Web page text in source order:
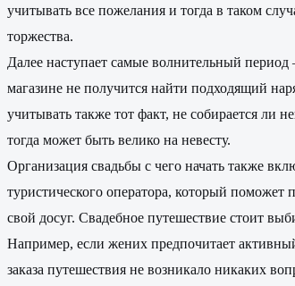
учитывать все пожелания и тогда в таком
торжества.
Далее наступает самые волнительный
магазине не получится найти подходящий
учитывать также тот факт, не собирается ли
тогда может быть велико на невесту.
Организация свадьбы с чего начать также
туристического оператора, который поможет
свой досуг. Свадебное путешествие стоит
Например, если жених предпочитает
заказа путешествия не возникало никаких